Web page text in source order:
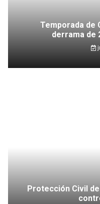
Temporada de
derrama de
Protección Civil